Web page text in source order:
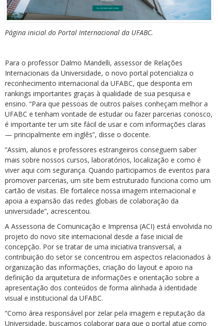
Página inicial do Portal Internacional da UFABC.
Para o professor Dalmo Mandelli, assessor de Relações
Internacionais da Universidade, o novo portal potencializa o
reconhecimento internacional da UFABC, que desponta em
rankings importantes graças à qualidade de sua pesquisa e
ensino. “Para que pessoas de outros países conheçam melhor a
UFABC e tenham vontade de estudar ou fazer parcerias conosco,
é importante ter um site fácil de usar e com informações claras
— principalmente em inglês”, disse o docente.
“Assim, alunos e professores estrangeiros conseguem saber
mais sobre nossos cursos, laboratórios, localização e como é
viver aqui com segurança. Quando participamos de eventos para
promover parcerias, um site bem estruturado funciona como um
cartão de visitas. Ele fortalece nossa imagem internacional e
apoia a expansão das redes globais de colaboração da
universidade”, acrescentou.
A Assessoria de Comunicação e Imprensa (ACI) está envolvida no
projeto do novo site internacional desde a fase inicial de
concepção. Por se tratar de uma iniciativa transversal, a
contribuição do setor se concentrou em aspectos relacionados à
organização das informações, criação do layout e apoio na
definição da arquitetura de informações e orientação sobre a
apresentação dos conteúdos de forma alinhada à identidade
visual e institucional da UFABC.
“Como área responsável por zelar pela imagem e reputação da
Universidade, buscamos colaborar para que o portal atue como